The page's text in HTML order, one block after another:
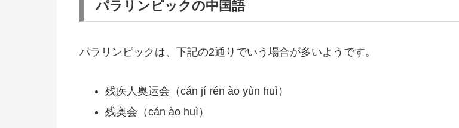
パラリンピックの中国語
パラリンピックは、下記の2通りでいう場合が多いようです。
残疾人奥运会（cán jí rén ào yùn huì）
残奥会（cán ào huì）